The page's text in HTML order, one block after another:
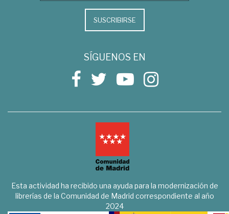
SUSCRIBIRSE
SÍGUENOS EN
Esta actividad ha recibido una ayuda para la modernización de
librerías de la Comunidad de Madrid correspondiente al año
2024